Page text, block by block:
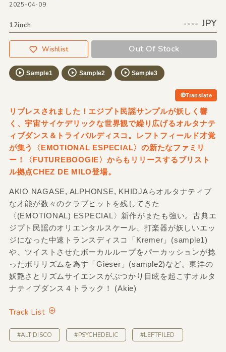
2025-04-09
12inch ---- JPY
Wishlist Out Of Stock
Sample1 Sample2 Sample3
Translate
リプレスされました！エジプト民謡サンプルが妖しく響
く、宇宙サイケデリックな世界観で繰り広げるオルタナテ
ィブダンス＆トライバルディスコ。レフトフィールド才覚
が集う〈EMOTIONAL ESPECIAL〉の新たなファミリ
ー！〈FUTUREBOOGIE〉からもリリースするブリスト
ル拠点CHEZ DE MILO登場。
AKIO NAGASE, ALPHONSE, KHIDJAらオルタナティブ
な才能が数々のクラブヒットを残してきた
〈(EMOTIONAL) ESPECIAL〉新作がまたも強い。古典エ
ジプト民謡のオリエンタルスケール、打楽器が妖しいエッ
ジになった中速トランスディスコ「Kremer」(sample1)
や、ツイストさせたボーカルループをパーカッションが捻
ったポリリズムを為す「Gieser」(sample2)など。東洋の
妖艶さとリズムサイエンスがぶつかり目眩を起こすオルタ
ナティブダンス４トラック！ (Akie)
Track List
#ALT DISCO #PSYCHEDELIC #LEFTFILED